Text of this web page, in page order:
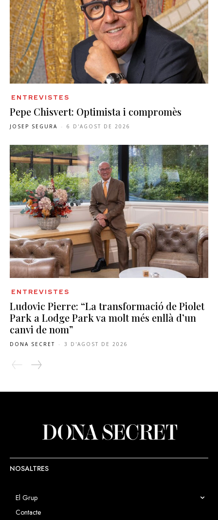
ENTREVISTES
Pepe Chisvert: Optimista i compromès
JOSEP SEGURA - 6 D'AGOST DE 2026
ENTREVISTES
Ludovic Pierre: “La transformació de Piolet
Park a Lodge Park va molt més enllà d’un
canvi de nom”
DONA SECRET - 3 D'AGOST DE 2026
NOSALTRES
El Grup
Contacte